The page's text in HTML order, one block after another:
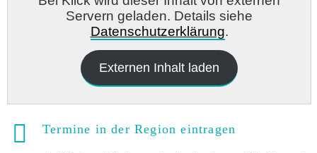
Servern geladen. Details siehe
Datenschutzerklärung.
Externen Inhalt laden
Termine in der Region eintragen